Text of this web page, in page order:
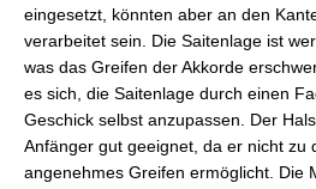
eingesetzt, könnten aber an den
verarbeitet sein. Die Saitenlage ist
was das Greifen der Akkorde
es sich, die Saitenlage durch einen
Geschick selbst anzupassen. Der
Anfänger gut geeignet, da er nicht zu
angenehmes Greifen ermöglicht. Die